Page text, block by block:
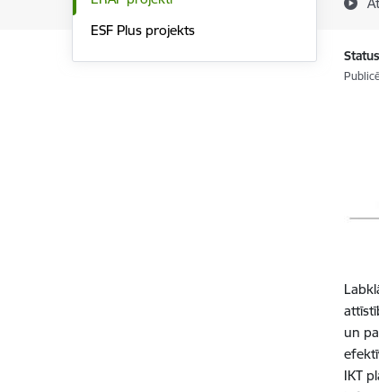
ESF Plus projekts
un
IKT